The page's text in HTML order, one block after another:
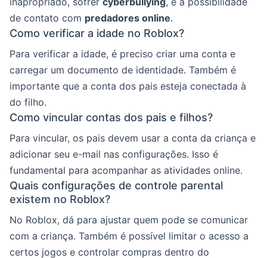
de contato com predadores online.
Como verificar a idade no Roblox?
Para verificar a idade, é preciso criar uma conta e
carregar um documento de identidade. Também é
importante que a conta dos pais esteja conectada à
do filho.
Como vincular contas dos pais e filhos?
Para vincular, os pais devem usar a conta da criança e
adicionar seu e-mail nas configurações. Isso é
fundamental para acompanhar as atividades online.
Quais configurações de controle parental
existem no Roblox?
No Roblox, dá para ajustar quem pode se comunicar
com a criança. Também é possível limitar o acesso a
certos jogos e controlar compras dentro do